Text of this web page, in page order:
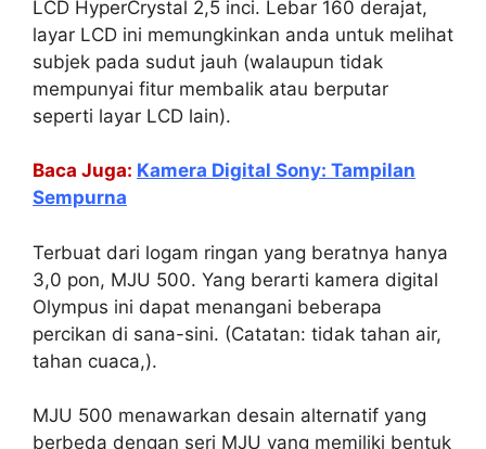
LCD HyperCrystal 2,5 inci. Lebar 160 derajat,
layar LCD ini memungkinkan anda untuk melihat
subjek pada sudut jauh (walaupun tidak
mempunyai fitur membalik atau berputar
seperti layar LCD lain).
Baca Juga: Kamera Digital Sony: Tampilan
Sempurna
Terbuat dari logam ringan yang beratnya hanya
3,0 pon, MJU 500. Yang berarti kamera digital
Olympus ini dapat menangani beberapa
percikan di sana-sini. (Catatan: tidak tahan air,
tahan cuaca,).
MJU 500 menawarkan desain alternatif yang
berbeda dengan seri MJU yang memiliki bentuk